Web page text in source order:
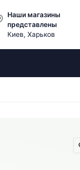
Наши магазины
представлены
Киев, Харьков